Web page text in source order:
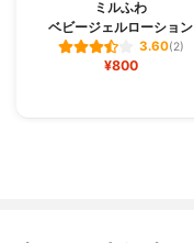
ミルふわ
ベビージェルローション
3.60(2)
¥800